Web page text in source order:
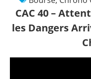
CAC 40 –
les Dangers